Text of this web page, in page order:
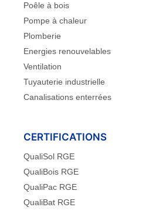
Poêle à bois
Pompe à chaleur
Plomberie
Energies renouvelables
Ventilation
Tuyauterie industrielle
Canalisations enterrées
CERTIFICATIONS
QualiSol RGE
QualiBois RGE
QualiPac RGE
QualiBat RGE